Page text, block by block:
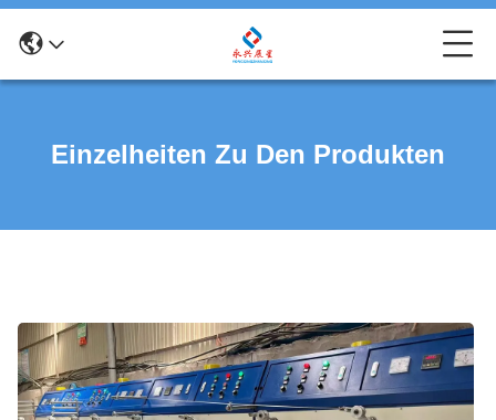
Einzelheiten Zu Den Produkten